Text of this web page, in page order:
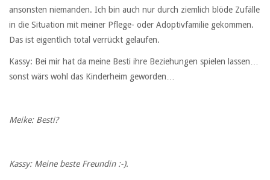
ansonsten niemanden. Ich bin auch nur durch ziemlich blöde Zufälle
in die Situation mit meiner Pflege- oder Adoptivfamilie gekommen.
Das ist eigentlich total verrückt gelaufen.
Kassy: Bei mir hat da meine Besti ihre Beziehungen spielen lassen…
sonst wärs wohl das Kinderheim geworden…
Meike: Besti?
Kassy: Meine beste Freundin :-).